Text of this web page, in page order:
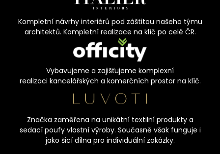
Kompletní návrhy interiérů pod záštitou našeho týmu
architektů. Kompletní realizace na klíč po celé ČR.
Vybavujeme a zajišťujeme komplexní
realizaci kancelářských a komerčních prostor na klíč.
Značka zaměřena na unikátní textilní produkty a
sedací poufy vlastní výroby. Současně však funguje i
jako šicí dílna pro individuální zakázky.